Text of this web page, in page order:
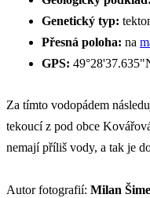
Genetický typ:
Přesná poloha: na
GPS:
Za tímto vodopádem
tekoucí z pod obce
nemají příliš vody, a tak je
Autor fotografií: Milan